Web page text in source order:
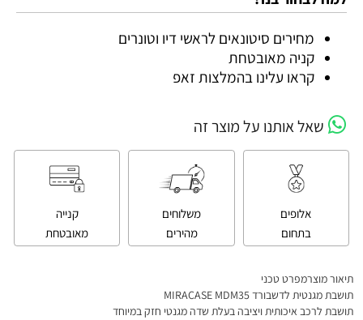
מחירים סיטונאים לראשי דיו וטונרים
קניה מאובטחת
קראו עלינו בהמלצות זאפ
שאל אותנו על מוצר זה
אלופים
בתחום
משלוחים
מהירים
קנייה
מאובטחת
תיאור מוצרמפרט טכני
תושבת מגנטית לדשבורד MIRACASE MDM35
תושבת לרכב איכותית ויציבה בעלת שדה מגנטי חזק במיוחד